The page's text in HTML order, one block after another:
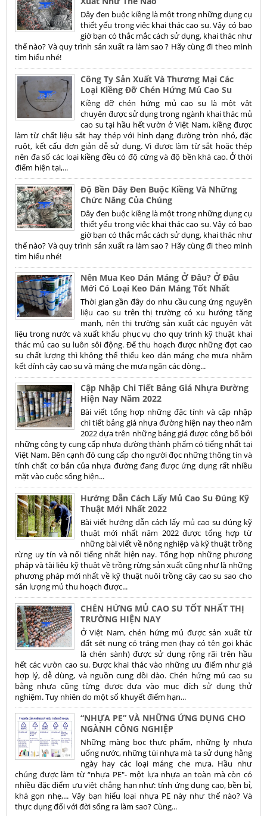
Dây đen buộc kiềng là một trong những dụng cụ
thiết yếu trong việc khai thác cao su. Vậy có bao
giờ bạn có thắc mắc cách sử dụng, khai thác như
thế nào? Và quy trình sản xuất ra làm sao ? Hãy cùng đi theo mình
tìm hiểu nhé!
Công Ty Sản Xuất Và Thương Mại Các
Loại Kiềng Đỡ Chén Hứng Mủ Cao Su
Kiềng đỡ chén hứng mủ cao su là một vật
chuyên được sử dụng trong ngành khai thác mủ
cao su tại hầu hết vườn ở Việt Nam, kiềng được
làm từ chất liệu sắt hay thép với hình dạng đường tròn nhỏ, đặc
ruột, kết cấu đơn giản dễ sử dụng. Vì được làm từ sắt hoặc thép
nên đa số các loại kiềng đều có độ cứng và độ bền khá cao. Ở thời
điểm hiện tại,...
Độ Bền Dây Đen Buộc Kiềng Và Những
Chức Năng Của Chúng
Dây đen buộc kiềng là một trong những dụng cụ
thiết yếu trong việc khai thác cao su. Vậy có bao
giờ bạn có thắc mắc cách sử dụng, khai thác như
thế nào? Và quy trình sản xuất ra làm sao ? Hãy cùng đi theo mình
tìm hiểu nhé!
Nên Mua Keo Dán Máng Ở Đâu? Ở Đâu
Mới Có Loại Keo Dán Máng Tốt Nhất
Thời gian gần đây do nhu cầu cung ứng nguyên
liệu cao su trên thị trường có xu hướng tăng
mạnh, nên thị trường sản xuất các nguyên vật
liệu trong nước và xuất khẩu phục vụ cho quy trình kỹ thuật khai
thác mủ cao su luôn sôi động. Để thu hoạch được những đợt cao
su chất lượng thì không thể thiếu keo dán máng che mưa nhằm
kết dính cây cao su và máng che mưa ngăn các dòng...
Cập Nhập Chi Tiết Bảng Giá Nhựa Đường
Hiện Nay Năm 2022
Bài viết tổng hợp những đặc tính và cập nhập
chi tiết bảng giá nhựa đường hiện nay theo năm
2022 dựa trên những bảng giá được công bố bởi
những công ty cung cấp nhựa đường thành phẩm có tiếng nhất tại
Việt Nam. Bên cạnh đó cung cấp cho người đọc những thông tin và
tính chất cơ bản của nhựa đường đang được ứng dụng rất nhiều
mặt vào cuộc sống hiện...
Hướng Dẫn Cách Lấy Mủ Cao Su Đúng Kỹ
Thuật Mới Nhất 2022
Bài viết hướng dẫn cách lấy mủ cao su đúng kỹ
thuật mới nhất năm 2022 được tổng hợp từ
những bài viết về nông nghiệp và kỹ thuật trồng
rừng uy tín và nổi tiếng nhất hiện nay. Tổng hợp những phương
pháp và tài liệu kỹ thuật về trồng rừng sản xuất cũng như là những
phương pháp mới nhất về kỹ thuật nuôi trồng cây cao su sao cho
sản lượng mủ thu hoạch được...
CHÉN HỨNG MỦ CAO SU TỐT NHẤT THỊ
TRƯỜNG HIỆN NAY
Ở Việt Nam, chén hứng mủ được sản xuất từ
đất sét nung có tráng men (hay có tên gọi khác
là chén sành) được sử dụng rộng rãi trên hầu
hết các vườn cao su. Được khai thác vào những ưu điểm như giá
hợp lý, dễ dùng, và nguồn cung dồi dào. Chén hứng mủ cao su
bằng nhựa cũng từng được đưa vào mục đích sử dụng thử
nghiệm. Tuy nhiên do một số khuyết điểm hạn...
“NHỰA PE” VÀ NHỮNG ỨNG DỤNG CHO
NGÀNH CÔNG NGHIỆP
Những màng bọc thực phẩm, những ly nhựa
uống nước, những túi nhựa mà ta sử dụng hằng
ngày hay các loại máng che mưa. Hầu như
chúng được làm từ “nhựa PE"- một lựa nhựa an toàn mà còn có
nhiều đặc điểm ưu việt chẳng hạn như: tính ứng dụng cao, bền bỉ,
khá gọn nhẹ,... Vậy bạn hiểu loại nhựa PE này như thế nào? Và
thực dụng đối với đời sống ra làm sao? Cùng...